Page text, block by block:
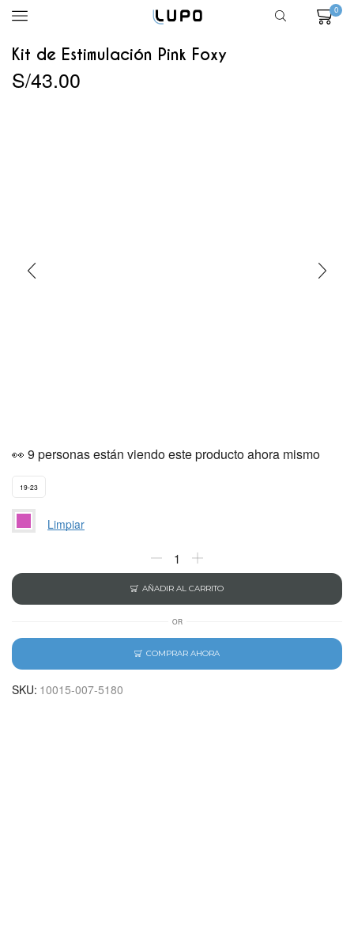
0
Kit de Estimulación Pink Foxy
S/43.00
👀 9 personas están viendo este producto ahora mismo
19-23
Limpiar
AÑADIR AL CARRITO
OR
COMPRAR AHORA
SKU: 10015-007-5180